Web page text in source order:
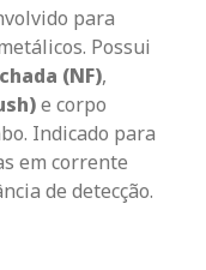
para
Possui
(NF),
e corpo
Indicado para
em corrente
de detecção.